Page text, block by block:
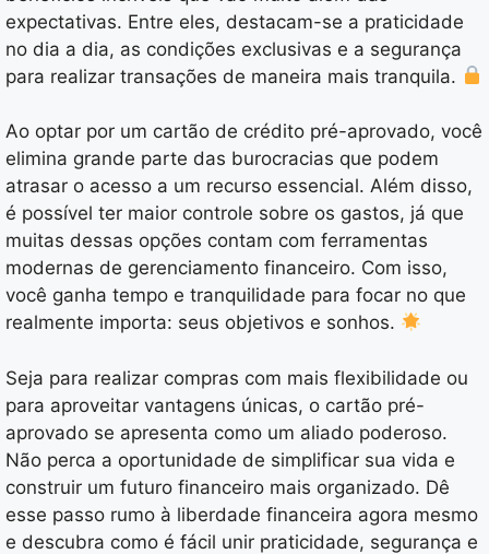
expectativas. Entre eles, destacam-se a praticidade
no dia a dia, as condições exclusivas e a segurança
para realizar transações de maneira mais tranquila.
Ao optar por um cartão de crédito pré-aprovado, você
elimina grande parte das burocracias que podem
atrasar o acesso a um recurso essencial. Além disso,
é possível ter maior controle sobre os gastos, já que
muitas dessas opções contam com ferramentas
modernas de gerenciamento financeiro. Com isso,
você ganha tempo e tranquilidade para focar no que
realmente importa: seus objetivos e sonhos.
Seja para realizar compras com mais flexibilidade ou
para aproveitar vantagens únicas, o cartão pré-
aprovado se apresenta como um aliado poderoso.
Não perca a oportunidade de simplificar sua vida e
construir um futuro financeiro mais organizado. Dê
esse passo rumo à liberdade financeira agora mesmo
e descubra como é fácil unir praticidade, segurança e